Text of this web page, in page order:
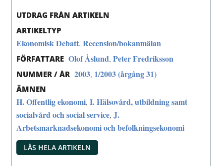
UTDRAG FRÅN ARTIKELN
ARTIKELTYP
Ekonomisk Debatt,Recension/bokanmälan
FÖRFATTARE Olof Åslund,Peter Fredriksson
NUMMER / ÅR 2003, 1/2003 (årgång 31)
ÄMNEN
H. Offentlig ekonomi,I. Hälsovård, utbildning samt
socialvård och social service,J.
Arbetsmarknadsekonomi och befolkningsekonomi
LÄS HELA ARTIKELN